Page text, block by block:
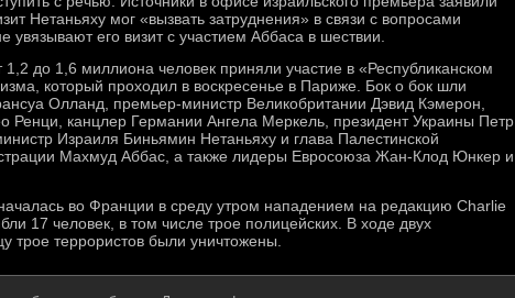
Нетаньяху мог «вызвать затруднения» в связи с вопросами
увязывают его визит с участием Аббаса в шествии.
до 1,6 миллиона человек приняли участие в «Республиканском
который проходил в воскресенье в Париже. Бок о бок шли
Олланд, премьер-министр Великобритании Дэвид Кэмерон,
Ренци, канцлер Германии Ангела Меркель, президент Украины Петр
Израиля Биньямин Нетаньяху и глава Палестинской
Махмуд Аббас, а также лидеры Евросоюза Жан-Клод Юнкер и
во Франции в среду утром нападением на редакцию Charlie
17 человек, в том числе трое полицейских. В ходе двух
трое террористов были уничтожены.